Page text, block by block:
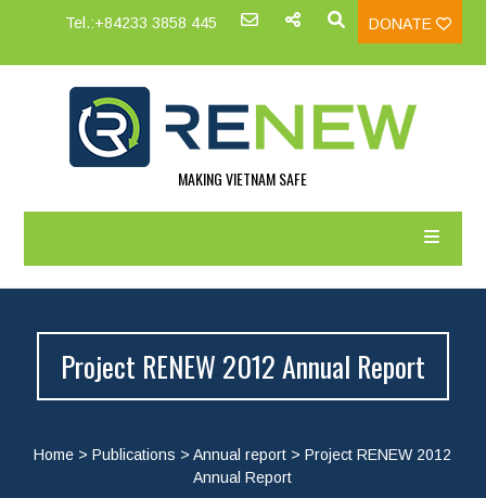
Tel.:+84233 3858 445 DONATE
MAKING VIETNAM SAFE
Project RENEW 2012 Annual Report
Home >Publications >Annual report >Project RENEW 2012
Annual Report